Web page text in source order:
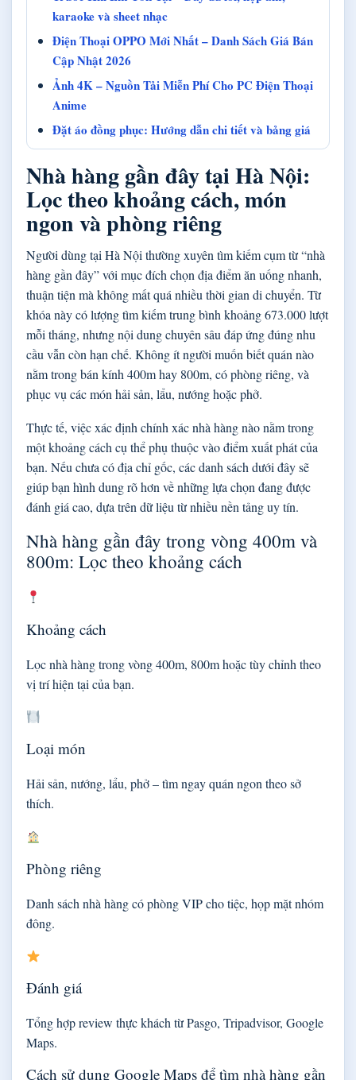
karaoke và sheet nhạc
Điện Thoại OPPO Mới Nhất – Danh Sách Giá Bán
Cập Nhật 2026
Ảnh 4K – Nguồn Tải Miễn Phí Cho PC Điện Thoại
Anime
Đặt áo đồng phục: Hướng dẫn chi tiết và bảng giá
Nhà hàng gần đây tại Hà Nội:
Lọc theo khoảng cách, món
ngon và phòng riêng
Người dùng tại Hà Nội thường xuyên tìm kiếm cụm từ “nhà
hàng gần đây” với mục đích chọn địa điểm ăn uống nhanh,
thuận tiện mà không mất quá nhiều thời gian di chuyển. Từ
khóa này có lượng tìm kiếm trung bình khoảng 673.000 lượt
mỗi tháng, nhưng nội dung chuyên sâu đáp ứng đúng nhu
cầu vẫn còn hạn chế. Không ít người muốn biết quán nào
nằm trong bán kính 400m hay 800m, có phòng riêng, và
phục vụ các món hải sản, lẩu, nướng hoặc phở.
Thực tế, việc xác định chính xác nhà hàng nào nằm trong
một khoảng cách cụ thể phụ thuộc vào điểm xuất phát của
bạn. Nếu chưa có địa chỉ gốc, các danh sách dưới đây sẽ
giúp bạn hình dung rõ hơn về những lựa chọn đang được
đánh giá cao, dựa trên dữ liệu từ nhiều nền tảng uy tín.
Nhà hàng gần đây trong vòng 400m và
800m: Lọc theo khoảng cách
Khoảng cách
Lọc nhà hàng trong vòng 400m, 800m hoặc tùy chỉnh theo
vị trí hiện tại của bạn.
Loại món
Hải sản, nướng, lẩu, phở – tìm ngay quán ngon theo sở
thích.
Phòng riêng
Danh sách nhà hàng có phòng VIP cho tiệc, họp mặt nhóm
đông.
Đánh giá
Tổng hợp review thực khách từ Pasgo, Tripadvisor, Google
Maps.
Cách sử dụng Google Maps để tìm nhà hàng gần